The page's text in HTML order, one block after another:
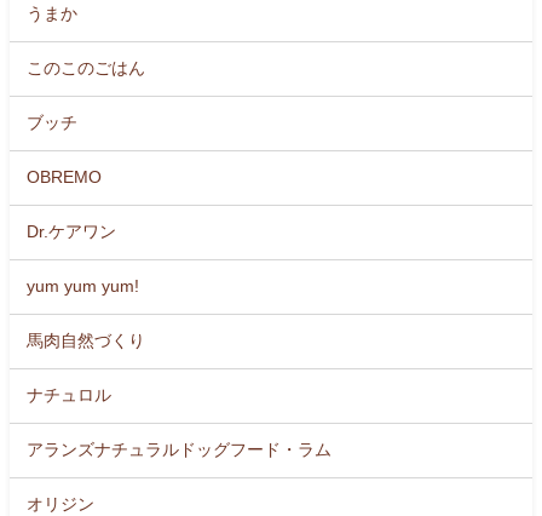
うまか
このこのごはん
ブッチ
OBREMO
Dr.ケアワン
yum yum yum!
馬肉自然づくり
ナチュロル
アランズナチュラルドッグフード・ラム
オリジン